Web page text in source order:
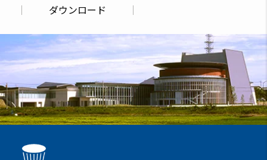
ダウンロード